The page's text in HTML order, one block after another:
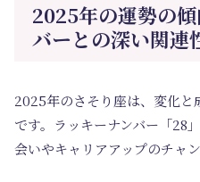
2025年の運勢の
バーとの深い関連
2025年のさそり座は、変化と
です。ラッキーナンバー「28
会いやキャリアアップのチャ